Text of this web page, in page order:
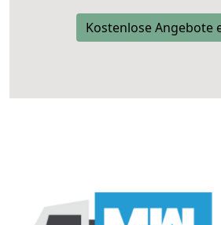
Kostenlose Angebote